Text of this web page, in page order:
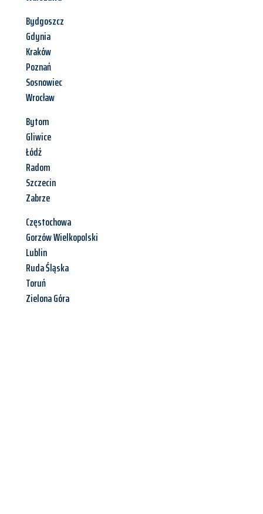
Bydgoszcz
Gdynia
Kraków
Poznań
Sosnowiec
Wrocław
Bytom
Gliwice
Łódź
Radom
Szczecin
Zabrze
Częstochowa
Gorzów Wielkopolski
Lublin
Ruda Śląska
Toruń
Zielona Góra